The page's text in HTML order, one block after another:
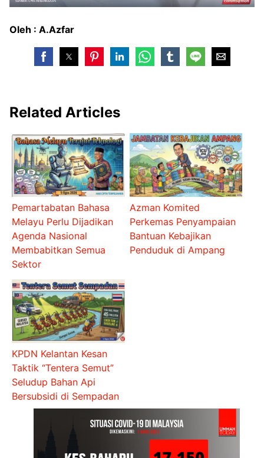
Oleh : A.Azfar
Related Articles
Pemartabatan Bahasa
Melayu Perlu Dijadikan
Agenda Nasional
Membabitkan Semua
Sektor
Azman Komited
Perkemas Penyampaian
Bantuan Kebajikan
Penduduk di Ampang
KPDN Kelantan Kesan
Taktik “Tentera Semut”
Seludup Bahan Api
Bersubsidi di Sempadan